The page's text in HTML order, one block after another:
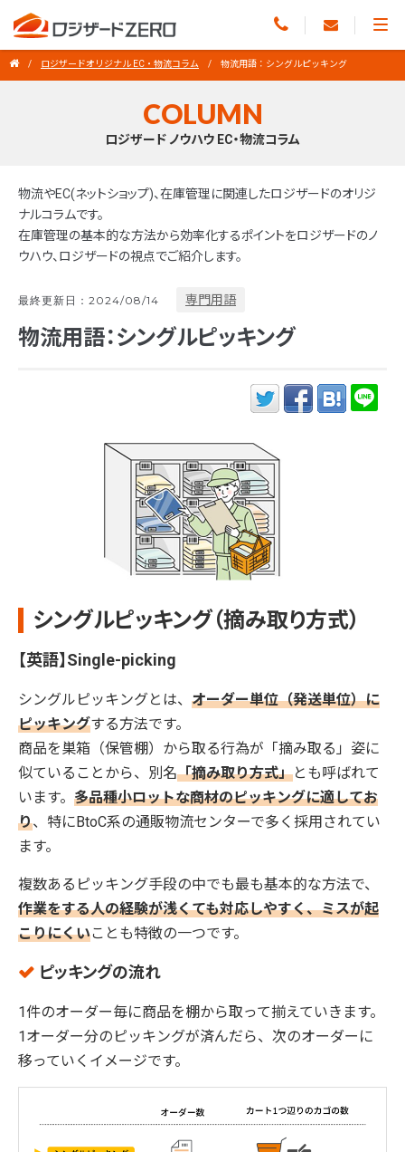
ロジザードオリジナル EC・物流コラム 物流用語：シングルピッキング
COLUMN
ロジザード ノウハウ EC・物流コラム
物流やEC(ネットショップ)、在庫管理に関連したロジザードのオリジ
ナルコラムです。
在庫管理の基本的な方法から効率化するポイントをロジザードのノ
ウハウ、ロジザードの視点でご紹介します。
最終更新日：2024/08/14 専門用語
物流用語：シングルピッキング
シングルピッキング（摘み取り方式）
【英語】Single-picking
シングルピッキングとは、 オーダー単位（発送単位）に
ピッキングする方法です。
商品を巣箱（保管棚）から取る行為が「摘み取る」姿に
似ていることから、別名「摘み取り方式」とも呼ばれて
います。 多品種小ロットな商材のピッキングに適してお
り、特にBtoC系の通販物流センターで多く採用されてい
ます。
複数あるピッキング手段の中でも最も基本的な方法で、
作業をする人の経験が浅くても対応しやすく、ミスが起
こりにくいことも特徴の一つです。
ピッキングの流れ
1件のオーダー毎に商品を棚から取って揃えていきます。
1オーダー分のピッキングが済んだら、次のオーダーに
移っていくイメージです。